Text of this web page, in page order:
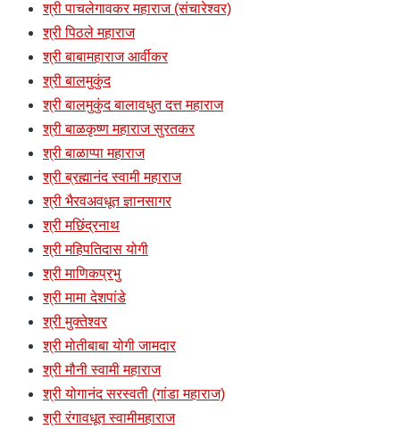
श्री पाचलेगावकर महाराज (संचारेश्वर)
श्री पिठले महाराज
श्री बाबामहाराज आर्वीकर
श्री बालमुकुंद
श्री बालमुकुंद बालावधुत दत्त महाराज
श्री बाळकृष्ण महाराज सुरतकर
श्री बाळाप्पा महाराज
श्री ब्रह्मानंद स्वामी महाराज
श्री भैरवअवधूत ज्ञानसागर
श्री मछिंद्रनाथ
श्री महिपतिदास योगी
श्री माणिकप्रभु
श्री मामा देशपांडे
श्री मुक्तेश्वर
श्री मोतीबाबा योगी जामदार
श्री मौनी स्वामी महाराज
श्री योगानंद सरस्वती (गांडा महाराज)
श्री रंगावधूत स्वामीमहाराज